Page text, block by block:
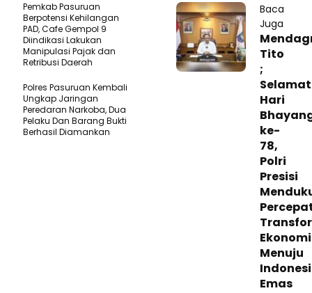
Baca
Juga
Tito
;
Selamat
Hari
ke-
78,
Polri
Presisi
Ekonomi
Menuju
Emas
Pemkab Pasuruan
Berpotensi Kehilangan
PAD, Cafe Gempol 9
Diindikasi Lakukan
Manipulasi Pajak dan
Retribusi Daerah
Polres Pasuruan Kembali
Ungkap Jaringan
Peredaran Narkoba, Dua
Pelaku Dan Barang Bukti
Berhasil Diamankan